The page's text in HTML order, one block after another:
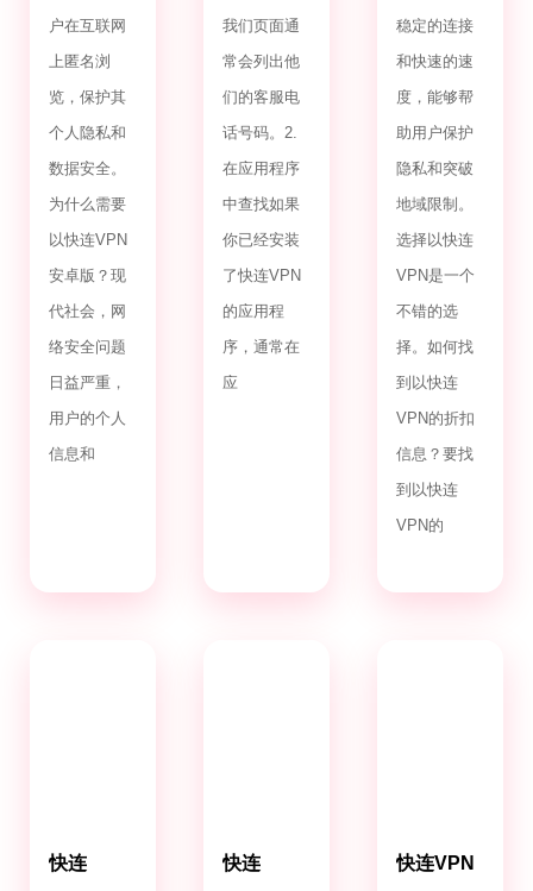
户在互联网
上匿名浏
览，保护其
个人隐私和
数据安全。
为什么需要
以快连VPN
安卓版？现
代社会，网
络安全问题
日益严重，
用户的个人
信息和
我们页面通
常会列出他
们的客服电
话号码。2.
在应用程序
中查找如果
你已经安装
了快连VPN
的应用程
序，通常在
应
稳定的连接
和快速的速
度，能够帮
助用户保护
隐私和突破
地域限制。
选择以快连
VPN是一个
不错的选
择。如何找
到以快连
VPN的折扣
信息？要找
到以快连
VPN的
快连
快连
快连VPN